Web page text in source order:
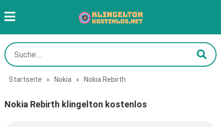
Startseite » Nokia » Nokia Rebirth
Nokia Rebirth klingelton kostenlos